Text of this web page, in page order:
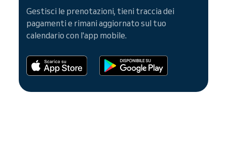
Gestisci le prenotazioni, tieni traccia dei
pagamenti e rimani aggiornato sul tuo
calendario con l'app mobile.